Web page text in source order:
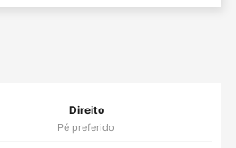
Direito
Pé preferido